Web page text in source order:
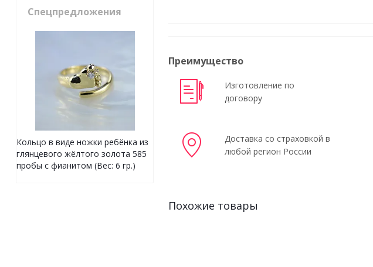
Преимущество
Изготовление по
договору
Доставка со страховкой в
любой регион России
Похожие товары
Спецпредложения
Кольцо в виде ножки ребёнка из
глянцевого жёлтого золота 585
пробы с фианитом (Вес: 6 гр.)